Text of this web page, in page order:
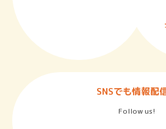
SNSでも情報配
Follow us!